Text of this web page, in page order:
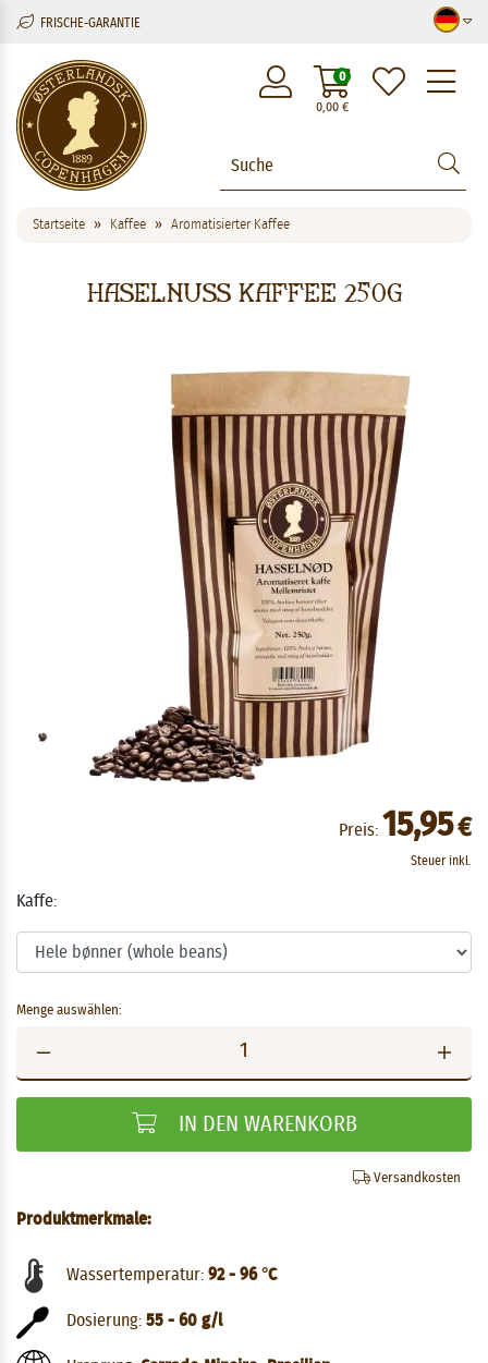
FRISCHE-GARANTIE
0,00€
0
Startseite Kaffee Aromatisierter Kaffee
Haselnuss Kaffee 250g
Preis: 15,95€
Steuer inkl.
Kaffe:
Menge auswählen:
IN DEN WARENKORB
Versandkosten
Produktmerkmale:
Wassertemperatur: 92 - 96 °C
Dosierung: 55 - 60 g/l